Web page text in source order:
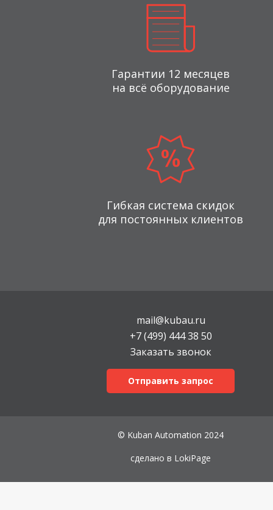
Гарантии 12 месяцев
на всё оборудование
Гибкая система скидок
для постоянных клиентов
mail@kubau.ru
+7 (499) 444 38 50
Заказать звонок
Отправить запрос
© Kuban Automation 2024
сделано в LokiPage